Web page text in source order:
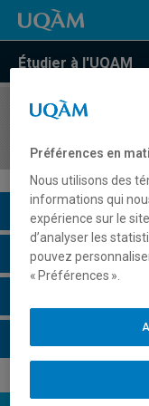
Étudier à l'UQAM
COURS//
Description du
Horaire - Été 2026
Préférences en
Nous utilisons des
informations qui
expérience sur le
d’analyser les
pouvez
« Préférences ».